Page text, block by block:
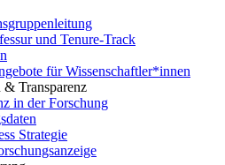
und Tenure-Track
für Wissenschaftler*innen
& Transparenz
in der Forschung
Strategie